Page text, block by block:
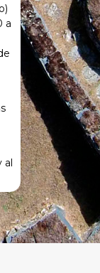
a
al